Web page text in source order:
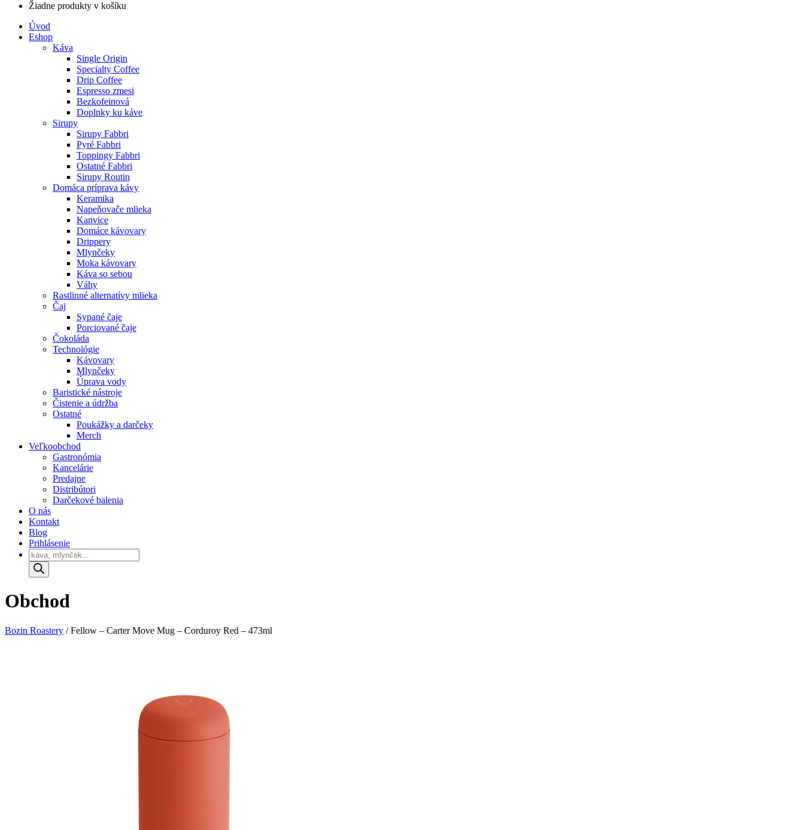
Žiadne produkty v košíku
Úvod
Eshop
Káva
Single Origin
Specialty Coffee
Drip Coffee
Espresso zmesi
Bezkofeinová
Doplnky ku káve
Sirupy
Sirupy Fabbri
Pyré Fabbri
Toppingy Fabbri
Ostatné Fabbri
Sirupy Routin
Domáca príprava kávy
Keramika
Napeňovače mlieka
Kanvice
Domáce kávovary
Drippery
Mlynčeky
Moka kávovary
Káva so sebou
Váhy
Rastlinné alternatívy mlieka
Čaj
Sypané čaje
Porciované čaje
Čokoláda
Technológie
Kávovary
Mlynčeky
Úprava vody
Baristické nástroje
Čistenie a údržba
Ostatné
Poukážky a darčeky
Merch
Veľkoobchod
Gastronómia
Kancelárie
Predajne
Distribútori
Darčekové balenia
O nás
Kontakt
Blog
Prihlásenie
Products
search
Obchod
Bozin Roastery /Fellow – Carter Move Mug – Corduroy Red – 473ml